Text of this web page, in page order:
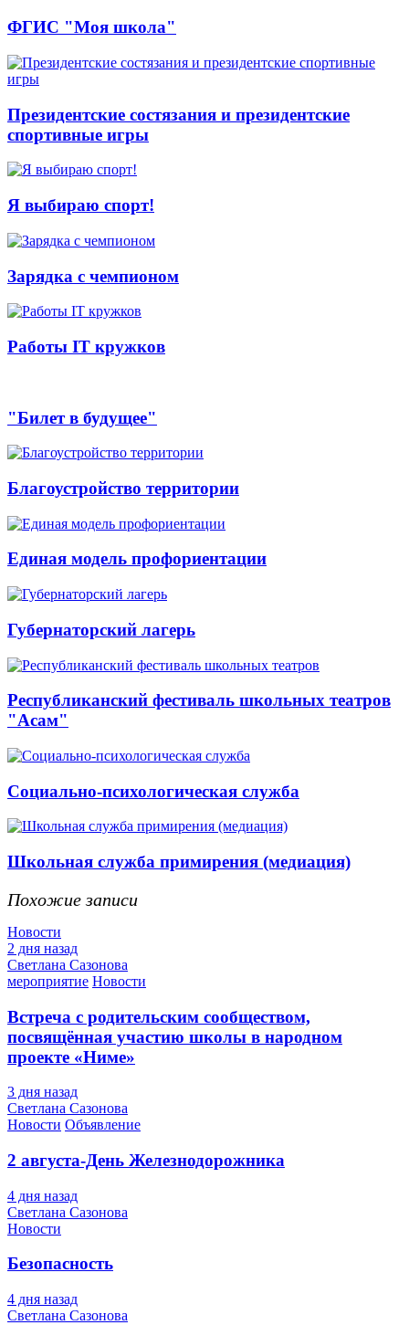
ФГИС "Моя школа"
Президентские состязания и президентские
спортивные игры
Я выбираю спорт!
Зарядка с чемпионом
Работы IT кружков
"Билет в будущее"
Благоустройство территории
Единая модель профориентации
Губернаторский лагерь
Республиканский фестиваль школьных театров
"Асам"
Социально-психологическая служба
Школьная служба примирения (медиация)
Похожие записи
Новости
2 дня назад
Светлана Сазонова
мероприятие Новости
Встреча с родительским сообществом,
посвящённая участию школы в народном
проекте «Ниме»
3 дня назад
Светлана Сазонова
Новости Объявление
2 августа-День Железнодорожника
4 дня назад
Светлана Сазонова
Новости
Безопасность
4 дня назад
Светлана Сазонова